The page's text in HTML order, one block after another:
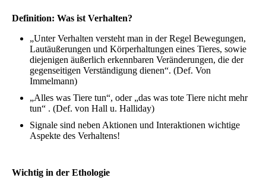
Definition: Was ist Verhalten?
„Unter Verhalten versteht man in der Regel Bewegungen,
Lautäußerungen und Körperhaltungen eines Tieres, sowie
diejenigen äußerlich erkennbaren Veränderungen, die der
gegenseitigen Verständigung dienen“. (Def. Von
Immelmann)
„Alles was Tiere tun“, oder „das was tote Tiere nicht mehr
tun“ . (Def. von Hall u. Halliday)
Signale sind neben Aktionen und Interaktionen wichtige
Aspekte des Verhaltens!
Wichtig in der Ethologie